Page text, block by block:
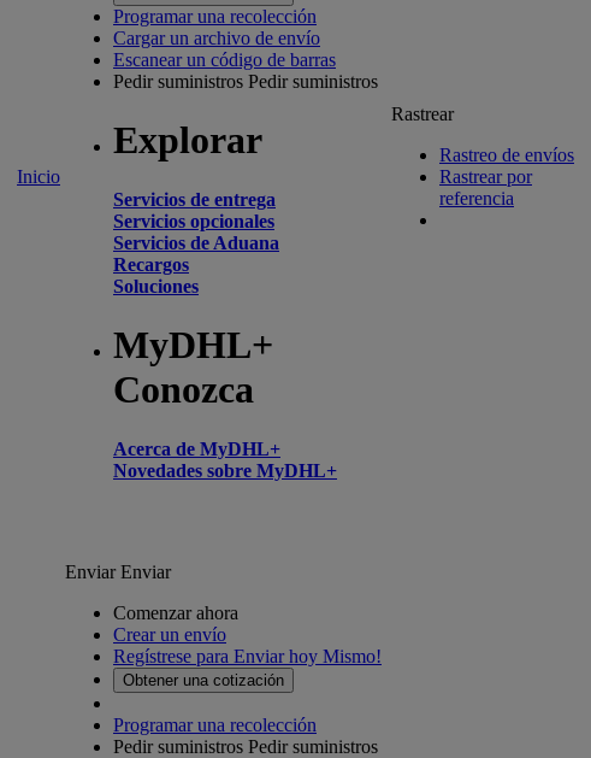
Inicio
Programar una recolección
Cargar un archivo de envío
Escanear un código de barras
Pedir suministros Pedir suministros
Explorar
Servicios de entrega
Servicios opcionales
Servicios de Aduana
Recargos
Soluciones
MyDHL+
Conozca
Acerca de MyDHL+
Novedades sobre MyDHL+
Rastrear
Rastreo de envíos
Rastrear por
referencia
EnviarEnviar
Comenzar ahora
Crear un envío
Regístrese para Enviar hoy Mismo!
Obtener una cotización
Programar una recolección
Pedir suministros Pedir suministros